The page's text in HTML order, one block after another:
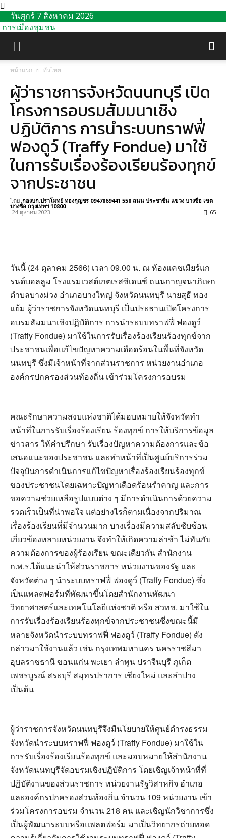
วันศุกร์ 7 สิงหาคม 2026
การเมืองชุมชน
หน้าแรก ทั่วไทย
ผู้ว่าราชการจังหวัดนนทบุรี เปิด
โครงการอบรมสัมมนาเชิง
ปฏิบัติการ การนำระบบทราฟฟี่
ฟองดูว์ (Traffy Fondue) มาใช้
ในการรับเรื่องร้องเรียนร้องทุกข์
จากประชาชน
โดย กองบก.ปราโมทย์ ทองกุญชร 0947869441 558 ถนน ประชาชื่น แขวง บางซื่อ เขต
บางซื่อ กรุงเทพฯ 10800 -
24 ตุลาคม 2023 65
วันนี้ (24 ตุลาคม 2566) เวลา 09.00 น. ณ ห้องแคชเมียร์แก
รนด์บอลลูม โรงแรมเวสต์เกตเรสซิเดนซ์ ถนนกาญจนาภิเษก
ตำบลบางม่วง อำเภอบางใหญ่ จังหวัดนนทบุรี นายสุธี ทอง
แย้ม ผู้ว่าราชการจังหวัดนนทบุรี เป็นประธานเปิดโครงการ
อบรมสัมมนาเชิงปฏิบัติการ การนำระบบทราฟฟี่ ฟองดูว์
(Traffy Fondue) มาใช้ในการรับเรื่องร้องเรียนร้องทุกข์จาก
ประชาชนเพื่อแก้ไขปัญหาความเดือดร้อนในพื้นที่จังหวัด
นนทบุรี ซึ่งมีเจ้าหน้าที่จากส่วนราชการ หน่วยงานอำเภอ
องค์กรปกครองส่วนท้องถิ่น เข้าร่วมโครงการอบรม
คณะรักษาความสงบแห่งชาติได้มอบหมายให้จังหวัดทำ
หน้าที่ในการรับเรื่องร้องเรียน ร้องทุกข์ การให้บริการข้อมูล
ข่าวสาร ให้คำปรึกษา รับเรื่องปัญหาความต้องการและข้อ
เสนอแนะของประชาชน และทำหน้าที่เป็นศูนย์บริการร่วม
ปัจจุบันการดำเนินการแก้ไขปัญหาเรื่องร้องเรียนร้องทุกข์
ของประชาชนโดยเฉพาะปัญหาเดือดร้อนรำคาญ และการ
ขอความช่วยเหลือรูปแบบต่าง ๆ มีการดำเนินการด้วยความ
รวดเร็วเป็นที่น่าพอใจ แต่อย่างไรก็ตามเนื่องจากปริมาณ
เรื่องร้องเรียนที่มีจำนวนมาก บางเรื่องมีความสลับซับซ้อน
เกี่ยวข้องหลายหน่วยงาน จึงทำให้เกิดความล่าช้า ไม่ทันกับ
ความต้องการของผู้ร้องเรียน ขณะเดียวกัน สำนักงาน
ก.พ.ร.ได้แนะนำให้ส่วนราชการ หน่วยงานของรัฐ และ
จังหวัดต่าง ๆ นำระบบทราฟฟี่ ฟองดูว์ (Traffy Fondue) ซึ่ง
เป็นแพลตฟอร์มที่พัฒนาขึ้นโดยสำนักงานพัฒนา
วิทยาศาสตร์และเทคโนโลยีแห่งชาติ หรือ สวทช. มาใช้ใน
การรับเรื่องร้องเรียนร้องทุกข์จากประชาชนซึ่งขณะนี้มี
หลายจังหวัดนำระบบทราฟฟี่ ฟองดูว์ (Traffy Fondue) ดัง
กล่าวมาใช้งานแล้ว เช่น กรุงเทพมหานคร นครราชสีมา
อุบลราชธานี ขอนแก่น พะเยา ลำพูน ปราจีนบุรี ภูเก็ต
เพชรบูรณ์ สระบุรี สมุทรปราการ เชียงใหม่ และลำปาง
เป็นต้น
ผู้ว่าราชการจังหวัดนนทบุรีจึงมีนโยบายให้ศูนย์ดำรงธรรม
จังหวัดนำระบบทราฟฟี่ ฟองดูว์ (Traffy Fondue) มาใช้ใน
การรับเรื่องร้องเรียนร้องทุกข์ และมอบหมายให้สำนักงาน
จังหวัดนนทบุรีจัดอบรมเชิงปฏิบัติการ โดยเชิญเจ้าหน้าที่ที่
ปฏิบัติงานของส่วนราชการ หน่วยงานรัฐวิสาหกิจ อำเภอ
และองค์กรปกครองส่วนท้องถิ่น จำนวน 109 หน่วยงาน เข้า
ร่วมโครงการอบรม จำนวน 218 คน และเชิญนักวิชาการซึ่ง
เป็นผู้พัฒนาระบบหรือแพลตฟอร์ม มาเป็นวิทยากรถ่ายทอด